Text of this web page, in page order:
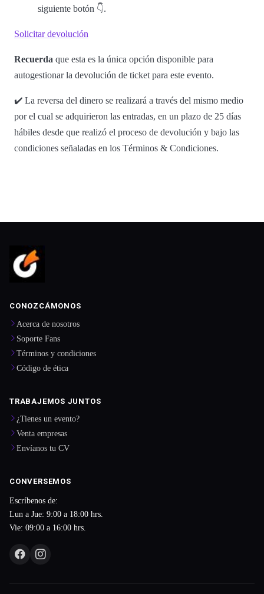
siguiente botón 👇.
Solicitar devolución
Recuerda que esta es la única opción disponible para
autogestionar la devolución de ticket para este evento.
✔️ La reversa del dinero se realizará a través del mismo medio
por el cual se adquirieron las entradas, en un plazo de 25 días
hábiles desde que realizó el proceso de devolución y bajo las
condiciones señaladas en los Términos & Condiciones.
CONOZCÁMONOS
Acerca de nosotros
Soporte Fans
Términos y condiciones
Código de ética
TRABAJEMOS JUNTOS
¿Tienes un evento?
Venta empresas
Envíanos tu CV
CONVERSEMOS
Escríbenos de:
Lun a Jue: 9:00 a 18:00 hrs.
Vie: 09:00 a 16:00 hrs.